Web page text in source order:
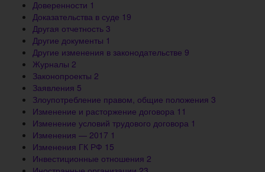
Доверенности 1
Доказательства в суде 19
Другая отчетность 3
Другие документы 1
Другие изменения в законодательстве 9
Журналы 2
Законопроекты 2
Заявления 5
Злоупотребление правом, общие положения 3
Изменение и расторжение договора 11
Изменение условий трудового договора 1
Изменения — 2017 1
Изменения ГК РФ 15
Инвестиционные отношения 2